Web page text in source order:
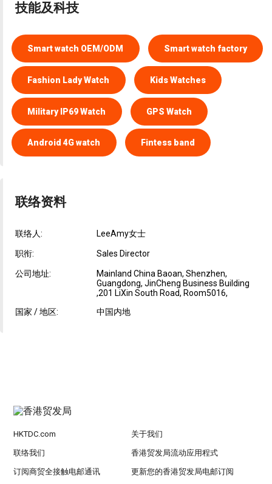
技能及科技
Smart watch OEM/ODM Smart watch factory
Fashion Lady Watch Kids Watches
Military IP69 Watch GPS Watch
Android 4G watch Fintess band
联络资料
联络人: LeeAmy女士
职衔: Sales Director
公司地址:
Mainland China Baoan, Shenzhen,
Guangdong, JinCheng Business Building
,201 LiXin South Road, Room5016,
国家 / 地区:
中国内地
HKTDC.com 关于我们
联络我们 香港贸发局流动应用程式
订阅商贸全接触电邮通讯 更新您的香港贸发局电邮订阅